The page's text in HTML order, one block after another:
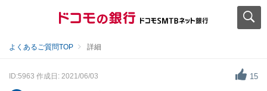
よくあるご質問TOP 詳細
ID:5963 作成日: 2021/06/03 15